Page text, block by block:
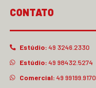
CONTATO
Estúdio: 49 3246.2330
Estúdio: 49 98432.5274
Comercial: 49 99199.9170